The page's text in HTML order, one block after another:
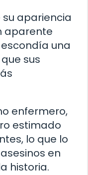
apariencia
aparente
una
sus
enfermero,
estimado
lo que lo
en
historia.